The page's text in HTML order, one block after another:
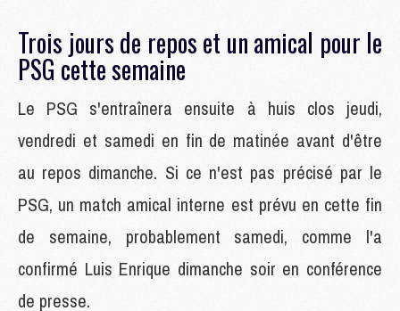
Trois jours de repos et un amical pour le
PSG cette semaine
Le PSG s'entraînera ensuite à huis clos jeudi,
vendredi et samedi en fin de matinée avant d'être
au repos dimanche. Si ce n'est pas précisé par le
PSG, un match amical interne est prévu en cette fin
de semaine, probablement samedi, comme l'a
confirmé Luis Enrique dimanche soir en conférence
de presse.